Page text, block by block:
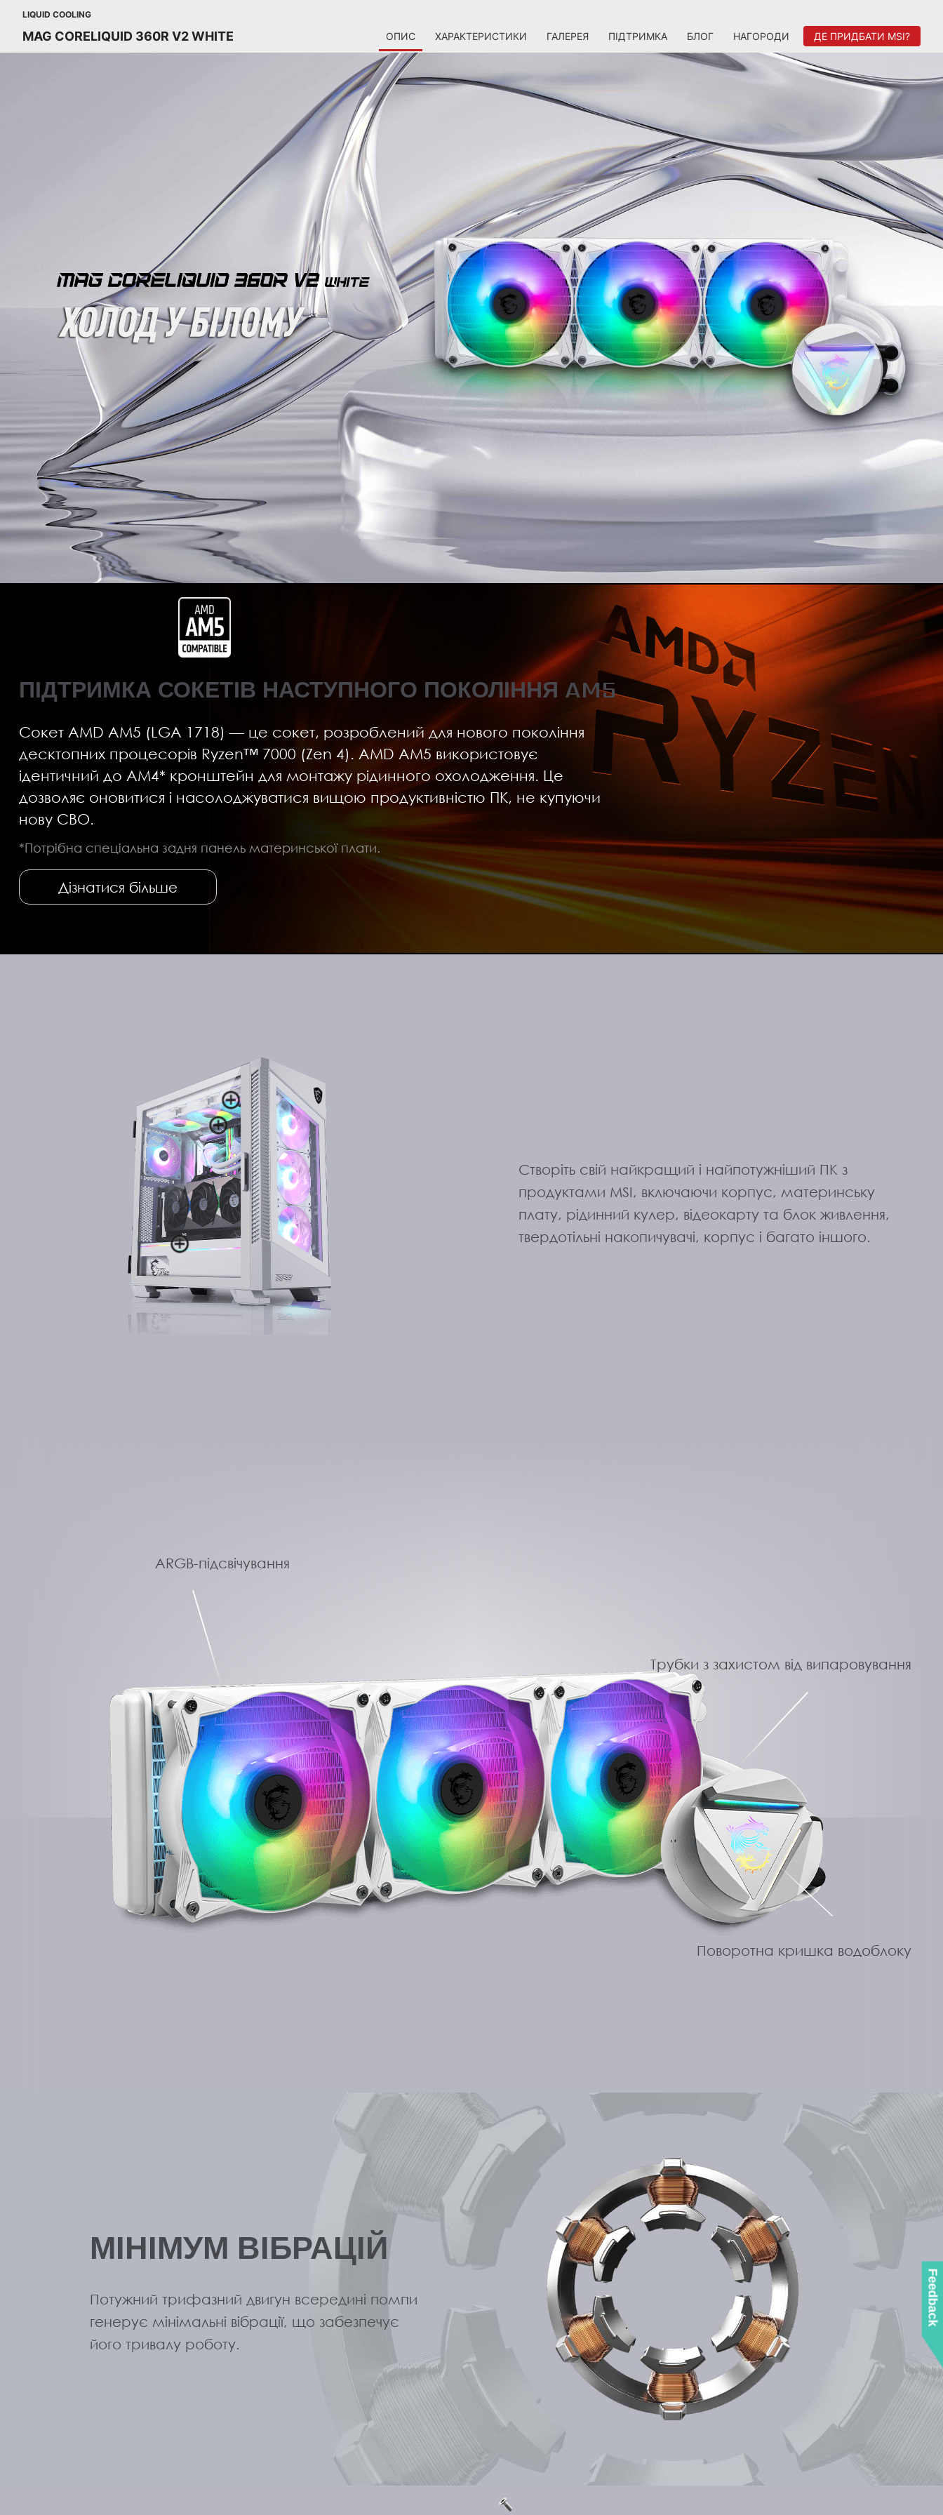
LIQUID COOLING
MAG CORELIQUID 360R V2 WHITE ОПИС ХАРАКТЕРИСТИКИ ГАЛЕРЕЯ ПІДТРИМКА БЛОГ НАГОРОДИ ДЕ ПРИДБАТИ MSI?
ПІДТРИМКА СОКЕТІВ НАСТУПНОГО ПОКОЛІННЯ AM5
Сокет AMD AM5 (LGA 1718) — це сокет, розроблений для нового покоління
десктопних процесорів Ryzen™ 7000 (Zen 4). AMD AM5 використовує
ідентичний до AM4* кронштейн для монтажу рідинного охолодження. Це
дозволяє оновитися і насолоджуватися вищою продуктивністю ПК, не купуючи
нову СВО.
*Потрібна спеціальна задня панель материнської плати.
Дізнатися більше
Створіть свій найкращий і найпотужніший ПК з
продуктами MSI, включаючи корпус, материнську
плату, рідинний кулер, відеокарту та блок живлення,
твердотільні накопичувачі, корпус і багато іншого.
ARGB-підсвічування
Трубки з захистом від випаровування
Поворотна кришка водоблоку
МІНІМУМ ВІБРАЦІЙ
Потужний трифазний двигун всередині помпи
генерує мінімальні вібрації, що забезпечує
його тривалу роботу.
Feedback